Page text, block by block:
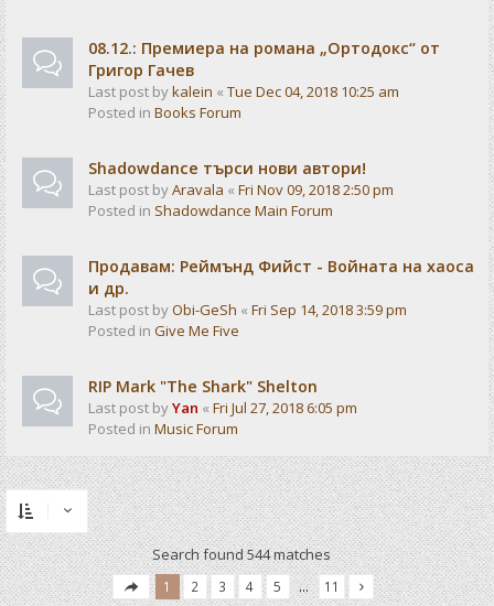
08.12.: Премиера на романа „Ортодокс“ от
Григор Гачев
Last post bykalein « Tue Dec 04, 2018 10:25 am
Posted in Books Forum
Shadowdance търси нови автори!
Last post byAravala « Fri Nov 09, 2018 2:50 pm
Posted in Shadowdance Main Forum
Продавам: Реймънд Фийст - Войната на хаоса
и др.
Last post byObi-GeSh « Fri Sep 14, 2018 3:59 pm
Posted in Give Me Five
RIP Mark "The Shark" Shelton
Last post byYan « Fri Jul 27, 2018 6:05 pm
Posted in Music Forum
Search found 544 matches
1 2 3 4 5 … 11